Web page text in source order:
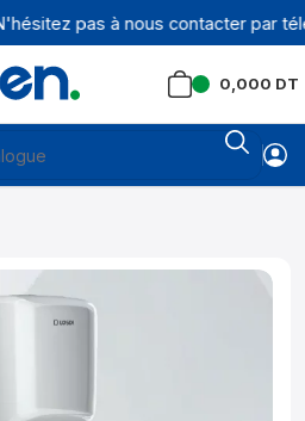
pas à nous contacter par
0,000 DT